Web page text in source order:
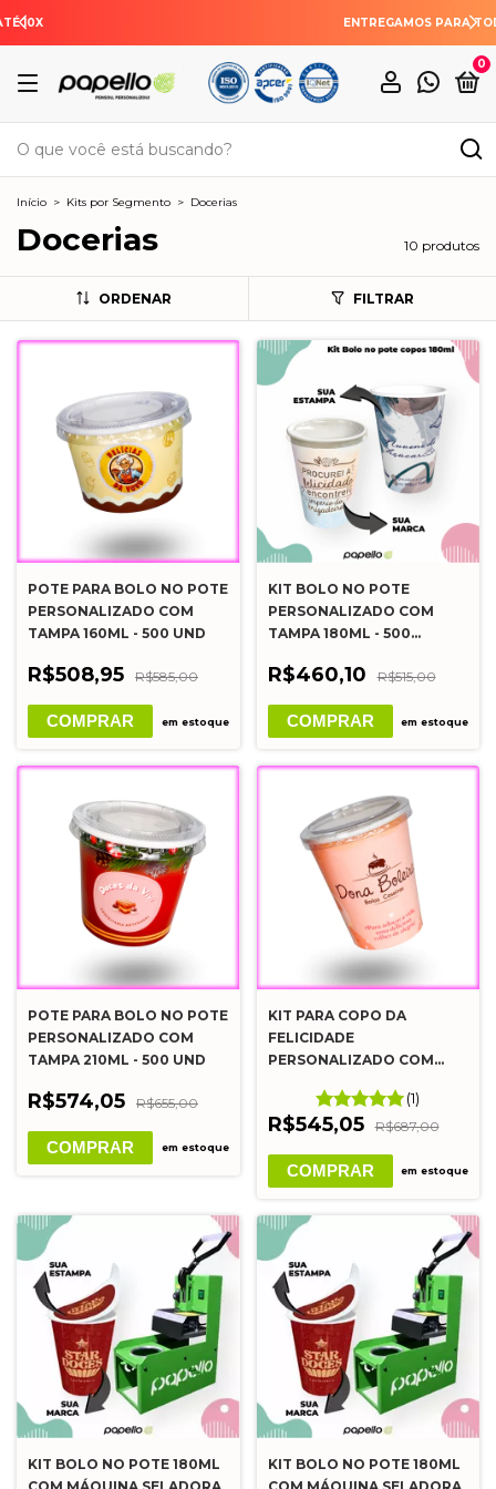
ENTREGAMOS PARA TODO O BRASIL
0
Início > Kits por Segmento > Docerias
Docerias 10 produtos
ORDENAR FILTRAR
POTE PARA BOLO NO POTE
PERSONALIZADO COM
TAMPA 160ML - 500 UND
R$508,95 R$585,00
COMPRAR em estoque
KIT BOLO NO POTE
PERSONALIZADO COM
TAMPA 180ML - 500
R$460,10 R$515,00
COMPRAR em estoque
POTE PARA BOLO NO POTE
PERSONALIZADO COM
TAMPA 210ML - 500 UND
R$574,05 R$655,00
COMPRAR em estoque
KIT PARA COPO DA
FELICIDADE
PERSONALIZADO COM
(1)
R$545,05 R$687,00
COMPRAR em estoque
KIT BOLO NO POTE 180ML
KIT BOLO NO POTE 180ML